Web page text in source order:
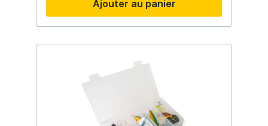
Ajouter au panier